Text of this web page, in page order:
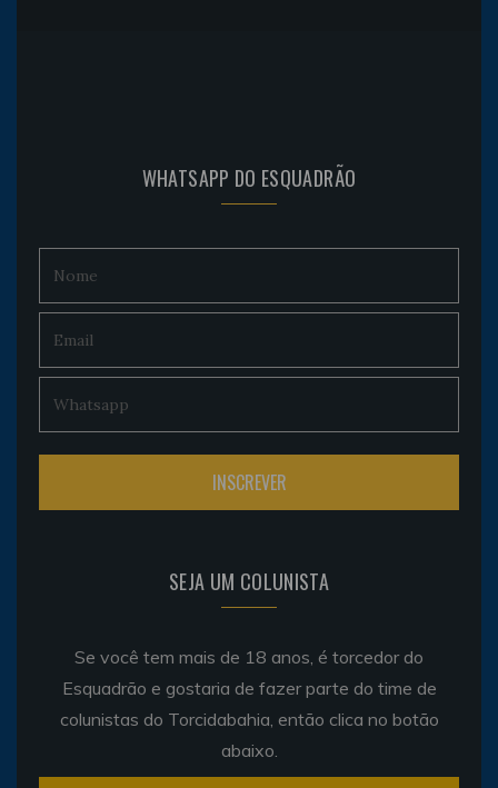
WHATSAPP DO ESQUADRÃO
SEJA UM COLUNISTA
Se você tem mais de 18 anos, é torcedor do
Esquadrão e gostaria de fazer parte do time de
colunistas do Torcidabahia, então clica no botão
abaixo.